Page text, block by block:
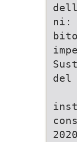
ni:
del